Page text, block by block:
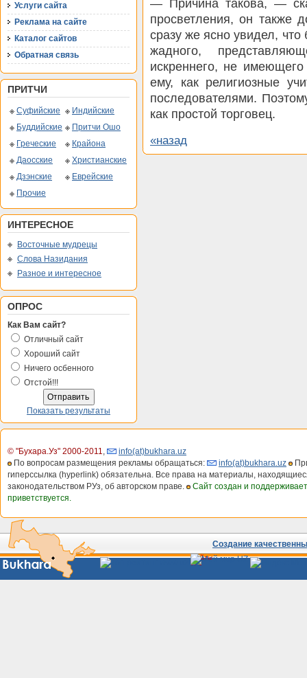
Услуги сайта
Реклама на сайте
Каталог сайтов
Обратная связь
ПРИТЧИ
Суфийские
Индийские
Буддийские
Притчи Ошо
Греческие
Крайона
Даосские
Христианские
Дзэнские
Еврейские
Прочие
ИНТЕРЕСНОЕ
Восточные мудрецы
Слова Назидания
Разное и интересное
ОПРОС
Как Вам сайт?
Отличный сайт
Хороший сайт
Ничего осбенного
Отстой!!!
Показать результаты
— Причина такова, —
просветления, он также
сразу же ясно увидел, что
жадного,
искреннего, не
ему, как религиозные
последователями.
как простой торговец.
«назад
© "Бухара.Уз" 2000-2011,
info(at)bukhara.uz
По вопросам размещения рекламы обращаться:
info(at)bukhara.uz
гиперссылка (hyperlink) обязательна. Все права на материалы,
законодательством РУз, об авторском праве.
Сайт создан и
приветствуется.
Создание
Сайты
Узбекистана